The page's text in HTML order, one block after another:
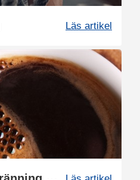
Läs artikel